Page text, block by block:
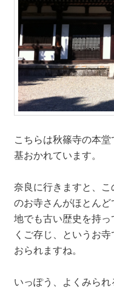
こちらは秋篠寺の本
基おかれています。
奈良に行きますと、
のお寺さんがほとん
地でも古い歴史を持
くご存じ、というお
おられますね。
いっぽう、よくみら